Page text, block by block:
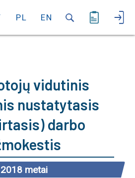
PL EN
vidutinis
nustatytasis
darbo
2018 metai